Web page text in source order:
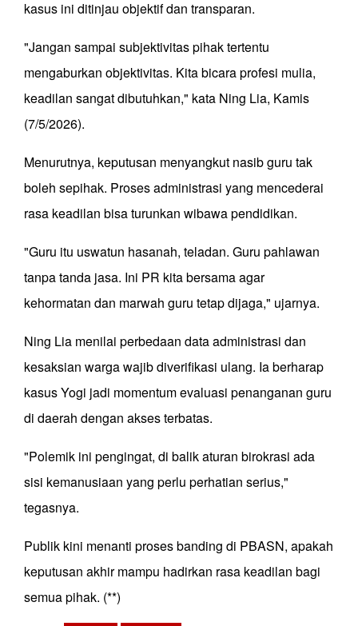
kasus ini ditinjau objektif dan transparan.
"Jangan sampai subjektivitas pihak tertentu
mengaburkan objektivitas. Kita bicara profesi mulia,
keadilan sangat dibutuhkan," kata Ning Lia, Kamis
(7/5/2026).
Menurutnya, keputusan menyangkut nasib guru tak
boleh sepihak. Proses administrasi yang mencederai
rasa keadilan bisa turunkan wibawa pendidikan.
"Guru itu uswatun hasanah, teladan. Guru pahlawan
tanpa tanda jasa. Ini PR kita bersama agar
kehormatan dan marwah guru tetap dijaga," ujarnya.
Ning Lia menilai perbedaan data administrasi dan
kesaksian warga wajib diverifikasi ulang. Ia berharap
kasus Yogi jadi momentum evaluasi penanganan guru
di daerah dengan akses terbatas.
"Polemik ini pengingat, di balik aturan birokrasi ada
sisi kemanusiaan yang perlu perhatian serius,"
tegasnya.
Publik kini menanti proses banding di PBASN, apakah
keputusan akhir mampu hadirkan rasa keadilan bagi
semua pihak. (**)